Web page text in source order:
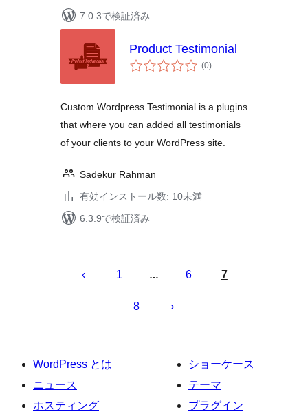
7.0.3で検証済み
Product Testimonial
(0個
の)
Custom Wordpress Testimonial is a plugins
that where you can added all testimonials
of your clients to your WordPress site.
Sadekur Rahman
有効インストール数: 10未満
6.3.9で検証済み
送
り
1 … 6 7
8
WordPress とは
ニュース
ホスティング
ショーケース
テーマ
プラグイン